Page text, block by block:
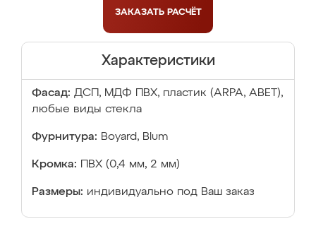
ЗАКАЗАТЬ РАСЧЁТ
Характеристики
Фасад: ДСП, МДФ ПВХ, пластик (ARPA, ABET),
любые виды стекла
Фурнитура: Boyard, Blum
Кромка: ПВХ (0,4 мм, 2 мм)
Размеры: индивидуально под Ваш заказ